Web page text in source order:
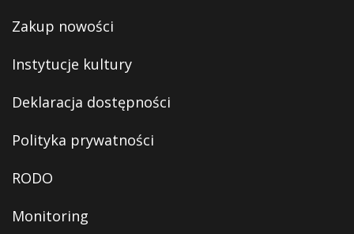
Zakup nowości
Instytucje kultury
Deklaracja dostępności
Polityka prywatności
RODO
Monitoring